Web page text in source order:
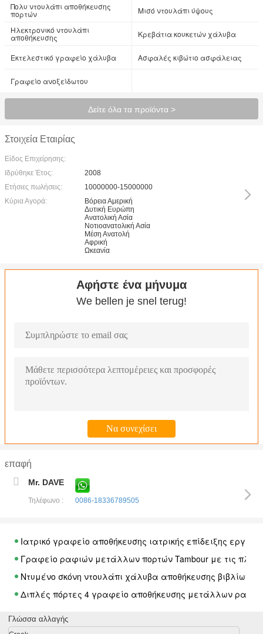
Πολυ ντουλάπι αποθήκευσης
πορτών
Μισό ντουλάπι ύψους
Ηλεκτρονικό ντουλάπι
αποθήκευσης Κρεβάτια κουκετών χάλυβα
Εκτελεστικό γραφείο χάλυβα Ασφαλές κιβώτιο ασφάλειας
Γραφείο ανοξείδωτου
Δείτε όλα τα προϊόντα >
Στοιχεία Εταιρίας
Είδος Επιχείρησης:
Ιδρύθηκε Έτος:
2008
Ετήσιες πωλήσεις:
10000000-15000000
Κύρια Αγορά:
Βόρεια Αμερική
Δυτική Ευρώπη
Ανατολική Ασία
Νοτιοανατολική Ασία
Μέση Ανατολή
Αφρική
Ωκεανία
Αφήστε ένα μήνυμα
We bellen je snel terug!
επαφή
Mr. DAVE
Τηλέφωνο : 0086-18336789505
Ιατρικό γραφείο αποθήκευσης ιατρικής επίδειξης
Γραφείο ραφιών μετάλλων πορτών Tambour με τις
Ντυμένο σκόνη ντουλάπι χάλυβα αποθήκευσης βιβλίων
Διπλές πόρτες 4 γραφείο αποθήκευσης μετάλλων
2 πόρτες 3 γυαλιού ντουλάπι αποθήκευσης μετάλλων
Γλώσσα αλλαγής